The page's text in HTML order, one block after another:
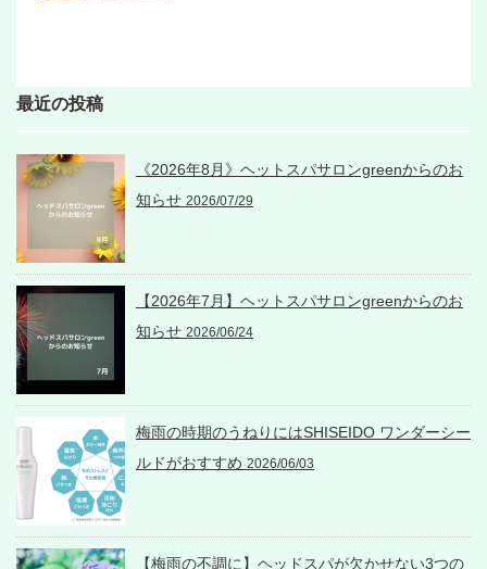
最近の投稿
《2026年8月》ヘットスパサロンgreenからのお
知らせ 2026/07/29
【2026年7月】ヘットスパサロンgreenからのお
知らせ 2026/06/24
梅雨の時期のうねりにはSHISEIDO ワンダーシー
ルドがおすすめ 2026/06/03
【梅雨の不調に】ヘッドスパが欠かせない3つの